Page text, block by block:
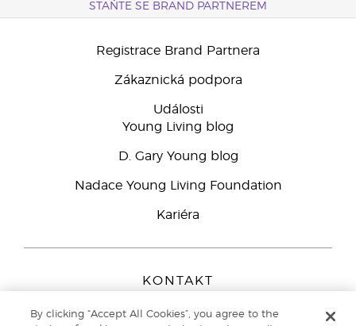
STAŇTE SE BRAND PARTNEREM
Registrace Brand Partnera
Zákaznická podpora
Události
Young Living blog
D. Gary Young blog
Nadace Young Living Foundation
Kariéra
KONTAKT
Peizerweg 97
By clicking “Accept All Cookies”, you agree to the